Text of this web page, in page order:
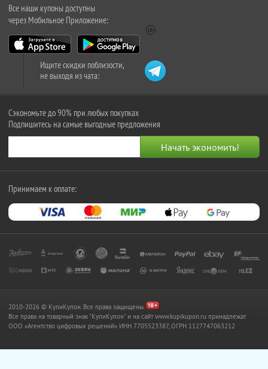
Все наши купоны доступны
через Мобильное Приложение:
Ищите скидки поблизости,
не выходя из чата:
Сэкономьте до 90% при любых покупках
Подпишитесь на самые выгодные предложения
Принимаем к оплате:
2010-2026 © КупиКупон. Все права защищены.
Все права на товарный знак "КупиКупон" и на сайт www.kupikupon.ru принадлежат
OOO «Агентство цифровых решений» ИНН 7705523387, ОГРН 1127747063212